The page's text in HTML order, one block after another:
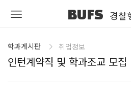
BUFS 경찰
학과게시판 취업정보
인턴계약직 및 학과조교 모집